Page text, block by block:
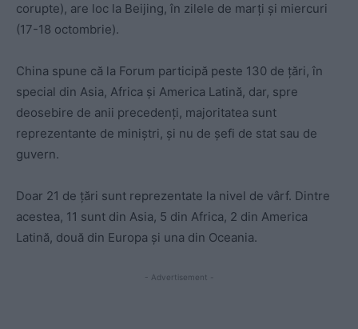
corupte), are loc la Beijing, în zilele de marți și miercuri
(17-18 octombrie).
China spune că la Forum participă peste 130 de ţări, în
special din Asia, Africa și America Latină, dar, spre
deosebire de anii precedenţi, majoritatea sunt
reprezentante de miniştri, şi nu de şefi de stat sau de
guvern.
Doar 21 de țări sunt reprezentate la nivel de vârf. Dintre
acestea, 11 sunt din Asia, 5 din Africa, 2 din America
Latină, două din Europa și una din Oceania.
- Advertisement -